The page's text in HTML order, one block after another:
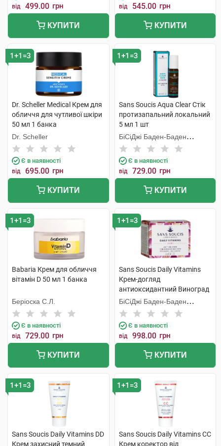
від 499.00 грн
КУПИТИ
від 545.00 грн
КУПИТИ
1+1=3
Dr. Scheller Medical Крем для
обличчя для чутливої шкіри
50 мл 1 банка
Dr. Scheller
Є в наявності
від 695.00 грн
КУПИТИ
1+1=3
Sans Soucis Aqua Clear Стік
протизапальний локальний
5 мл 1 шт
БіСіДжі Баден-Баден
Косметікс Груп Гмбх
Є в наявності
від 729.00 грн
КУПИТИ
1+1=3
Babaria Крем для обличчя
вітамін D 50 мл 1 банка
Беріоска С.Л.
Є в наявності
від 729.00 грн
КУПИТИ
1+1=3
Sans Soucis Daily Vitamins
Крем-догляд
антиоксидантний Виноград
для зрілої шкіри 50 мл 1
банка
БіСіДжі Баден-Баден
Косметікс Груп Гмбх
Є в наявності
від 998.00 грн
КУПИТИ
1+1=3
Sans Soucis Daily Vitamins DD
Крем захисний темний
1+1=3
Sans Soucis Daily Vitamins CC
Крем коректор від